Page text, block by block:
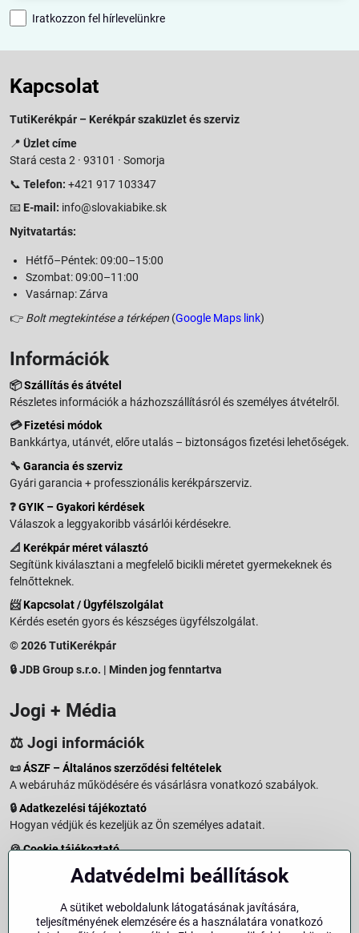
Iratkozzon fel hírlevelünkre
Kapcsolat
TutiKerékpár – Kerékpár szaküzlet és szerviz
📍 Üzlet címe
Stará cesta 2 · 93101 · Somorja
📞 Telefon: +421 917 103347
📧 E-mail: info@slovakiabike.sk
Nyitvatartás:
Hétfő–Péntek: 09:00–15:00
Szombat: 09:00–11:00
Vasárnap: Zárva
👉 Bolt megtekintése a térképen (Google Maps link)
Információk
📦Szállítás és átvétel
Részletes információk a házhozszállításról és személyes átvételről.
💳Fizetési módok
Bankkártya, utánvét, előre utalás – biztonságos fizetési lehetőségek.
🔧 Garancia és szerviz
Gyári garancia + professzionális kerékpárszerviz.
❓GYIK – Gyakori kérdések
Válaszok a leggyakoribb vásárlói kérdésekre.
📐 Kerékpár méret választó
Segítünk kiválasztani a megfelelő bicikli méretet gyermekeknek és
felnőtteknek.
📨Kapcsolat / Ügyfélszolgálat
Kérdés esetén gyors és készséges ügyfélszolgálat.
© 2026 TutiKerékpár
🔒 JDB Group s.r.o. | Minden jog fenntartva
Jogi + Média
⚖️ Jogi információk
📜ÁSZF – Általános szerződési feltételek
A webáruház működésére és vásárlásra vonatkozó szabályok.
🔒Adatkezelési tájékoztató
Hogyan védjük és kezeljük az Ön személyes adatait.
🍪Cookie tájékoztató
A weboldalon használt sütikről és adatkezelésről.
Vásárlástól való elállás menete és feltételei.
Elállás a szerződéstől
Adatvédelmi beállítások
A sütiket weboldalunk látogatásának javítására,
teljesítményének elemzésére és a használatára vonatkozó